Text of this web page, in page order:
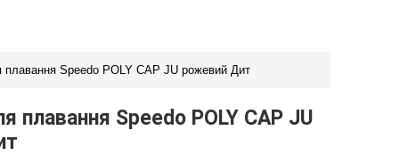
плавання Speedo POLY CAP JU рожевий Дит
плавання Speedo POLY CAP JU